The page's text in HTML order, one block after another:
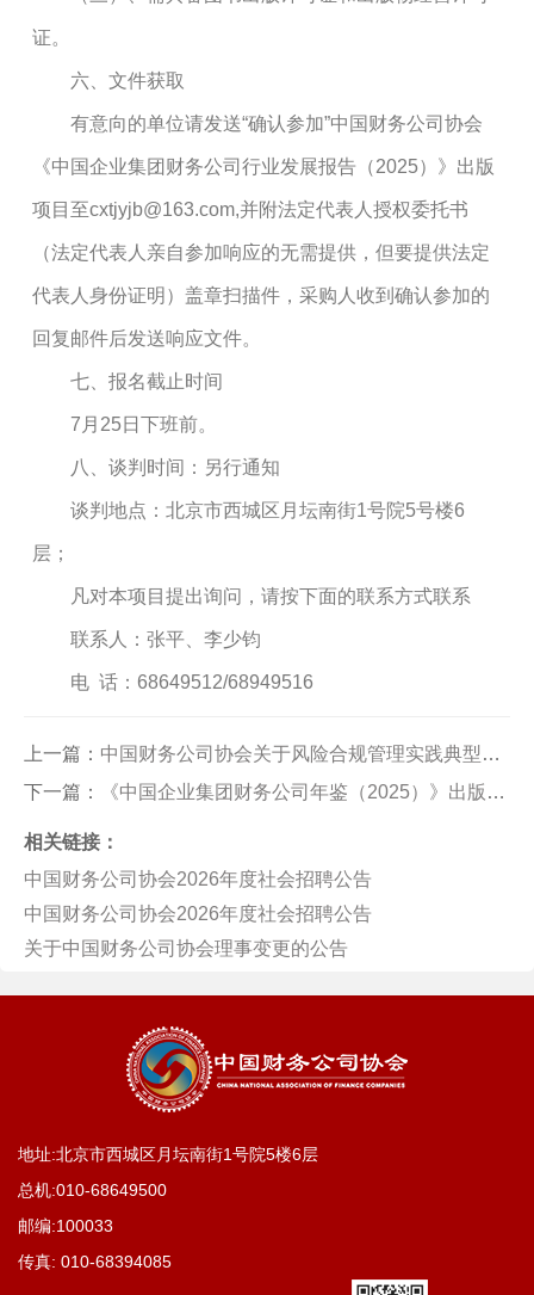
证。
六、文件获取
有意向的单位请发送“确认参加”中国财务公司协会
《中国企业集团财务公司行业发展报告（2025）》出版
项目至cxtjyjb@163.com,并附法定代表人授权委托书
（法定代表人亲自参加响应的无需提供，但要提供法定
代表人身份证明）盖章扫描件，采购人收到确认参加的
回复邮件后发送响应文件。
七、报名截止时间
7月25日下班前。
八、谈判时间：另行通知
谈判地点：北京市西城区月坛南街1号院5号楼6
层；
凡对本项目提出询问，请按下面的联系方式联系
联系人：张平、李少钧
电 话：68649512/68949516
上一篇： 中国财务公司协会关于风险合规管理实践典型案例评选结果的公告
下一篇：
《中国企业集团财务公司年鉴（2025）》出版项目 竞争性谈判邀请
相关链接：
中国财务公司协会2026年度社会招聘公告
中国财务公司协会2026年度社会招聘公告
关于中国财务公司协会理事变更的公告
地址:北京市西城区月坛南街1号院5楼6层
总机:010-68649500
邮编:100033
传真: 010-68394085